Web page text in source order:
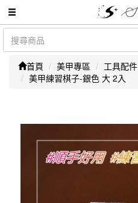
首頁 美甲專區 工具配件
美甲練習棋子-銀色 大 2入